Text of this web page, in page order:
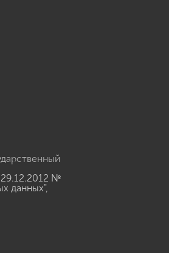
№
данных",